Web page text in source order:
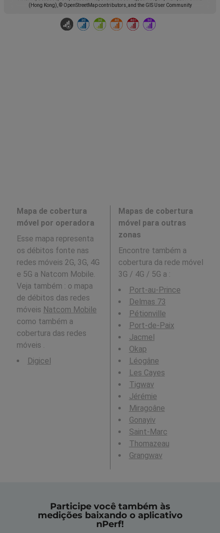
(Hong Kong), © OpenStreetMap contributors, and the GIS User Community
Mapa de cobertura
móvel por operadora
Esse mapa representa
os débitos fonte nas
redes móveis 2G, 3G, 4G
e 5G a Natcom Mobile.
Veja também : o mapa
de débitos das redes
móveis Natcom Mobile
como também a
cobertura das redes
móveis .
Digicel
Mapas de cobertura
móvel para outras
zonas
Encontre também a
cobertura da rede móvel
3G / 4G / 5G a :
Port-au-Prince
Delmas 73
Pétionville
Port-de-Paix
Jacmel
Okap
Léogâne
Les Cayes
Tigwav
Jérémie
Miragoâne
Gonayiv
Saint-Marc
Thomazeau
Grangwav
Participe você também às
medições baixando o aplicativo
nPerf!